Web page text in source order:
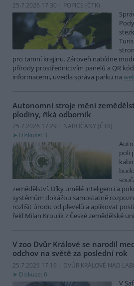
25.7.2026 17:30 | POPICE (ČTK)
pro tamní krajinu. Zároveň nabídne
přírody prostřednictvím panelů a QR
informacemi, uvedla správa parku na
Autonomní stroje mění
plodiny, říká odborník
25.7.2026 17:29 | NABOČANY (ČTK)
Diskuse: 3
poli
zemědělství. Díky umělé inteligenci a
systémům dokážou samostatně
rozlišit úrodu od plevelů a aplikovat
řekl Milan Kroulík z České zemědělské
V zoo Dvůr Králové se narodil
odchov na světě za poslední rok
25.7.2026 17:19 | DVŮR KRÁLOVÉ NAD
Diskuse: 6
V